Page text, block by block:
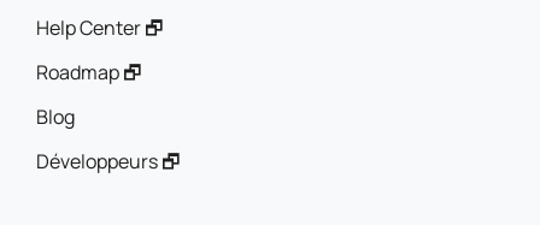
Help Center 🗗
Roadmap 🗗
Blog
Développeurs 🗗